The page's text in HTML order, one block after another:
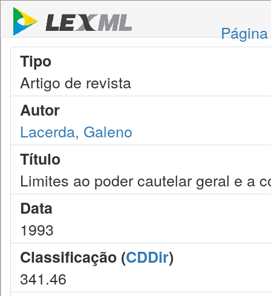
Tipo
Artigo de revista
Autor
Lacerda, Galeno
Título
Limites ao poder cautelar geral e a
Data
1993
Classificação (CDDir)
341.46